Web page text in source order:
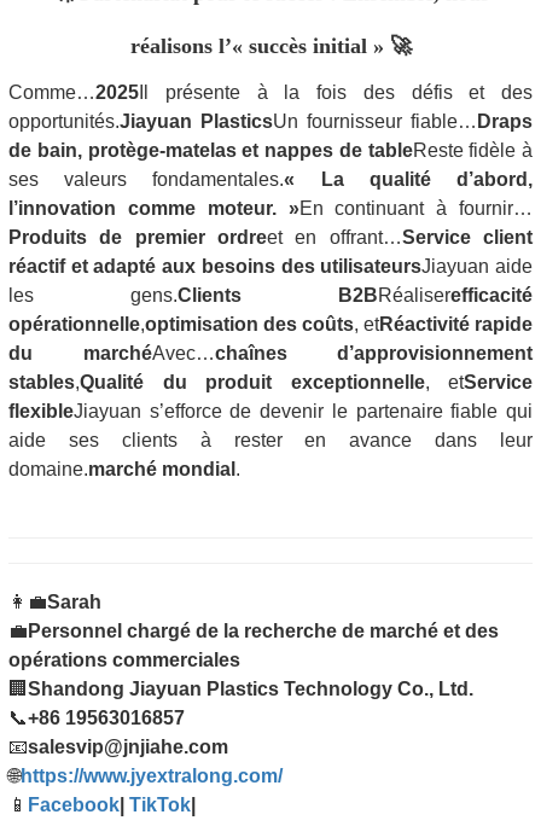
réalisons l’« succès initial » 🚀
Comme…2025 Il présente à la fois des défis et des
opportunités.Jiayuan PlasticsUn fournisseur fiable… Draps
de bain, protège-matelas et nappes de tableReste fidèle à
ses valeurs fondamentales.« La qualité d’abord,
l’innovation comme moteur. »En continuant à fournir…
Produits de premier ordreet en offrant…Service client
réactif et adapté aux besoins des utilisateursJiayuan aide
les gens.Clients B2BRéaliserefficacité
opérationnelle,optimisation des coûts, etRéactivité rapide
du marchéAvec…chaînes d’approvisionnement
stables,Qualité du produit exceptionnelle, etService
flexibleJiayuan s’efforce de devenir le partenaire fiable qui
aide ses clients à rester en avance dans leur
domaine.marché mondial .
👩‍💼Sarah
💼 Personnel chargé de la recherche de marché et des
opérations commerciales
🏢 Shandong Jiayuan Plastics Technology Co., Ltd.
📞+86 19563016857
📧salesvip@jnjiahe.com
🌐https://www.jyextralong.com/
📱 Facebook TikTok